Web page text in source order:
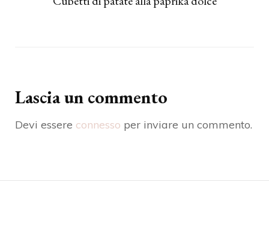
Lascia un commento
Devi essere connesso per inviare un commento.